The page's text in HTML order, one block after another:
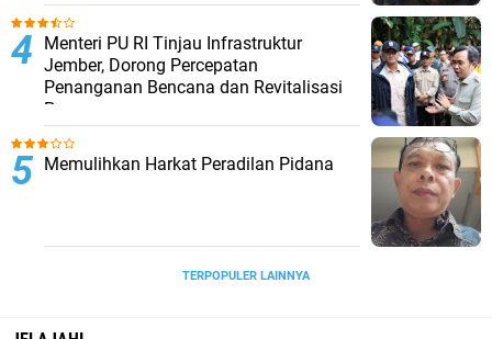
Menteri PU RI Tinjau Infrastruktur
Jember, Dorong Percepatan
Penanganan Bencana dan Revitalisasi
Pasar
Memulihkan Harkat Peradilan Pidana
TERPOPULER LAINNYA